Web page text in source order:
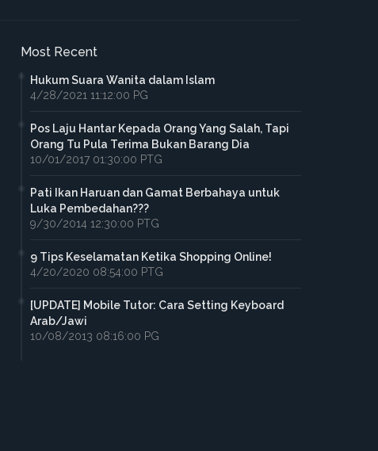
Most Recent
Hukum Suara Wanita dalam Islam
4/28/2021 11:12:00 PG
Pos Laju Hantar Kepada Orang Yang Salah, Tapi
Orang Tu Pula Terima Bukan Barang Dia
10/01/2017 01:30:00 PTG
Pati Ikan Haruan dan Gamat Berbahaya untuk
Luka Pembedahan???
9/30/2014 12:30:00 PTG
9 Tips Keselamatan Ketika Shopping Online!
4/20/2020 08:54:00 PTG
[UPDATE] Mobile Tutor: Cara Setting Keyboard
Arab/Jawi
10/08/2013 08:16:00 PG